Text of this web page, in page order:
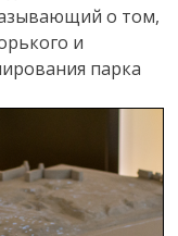
о том,
и
парка